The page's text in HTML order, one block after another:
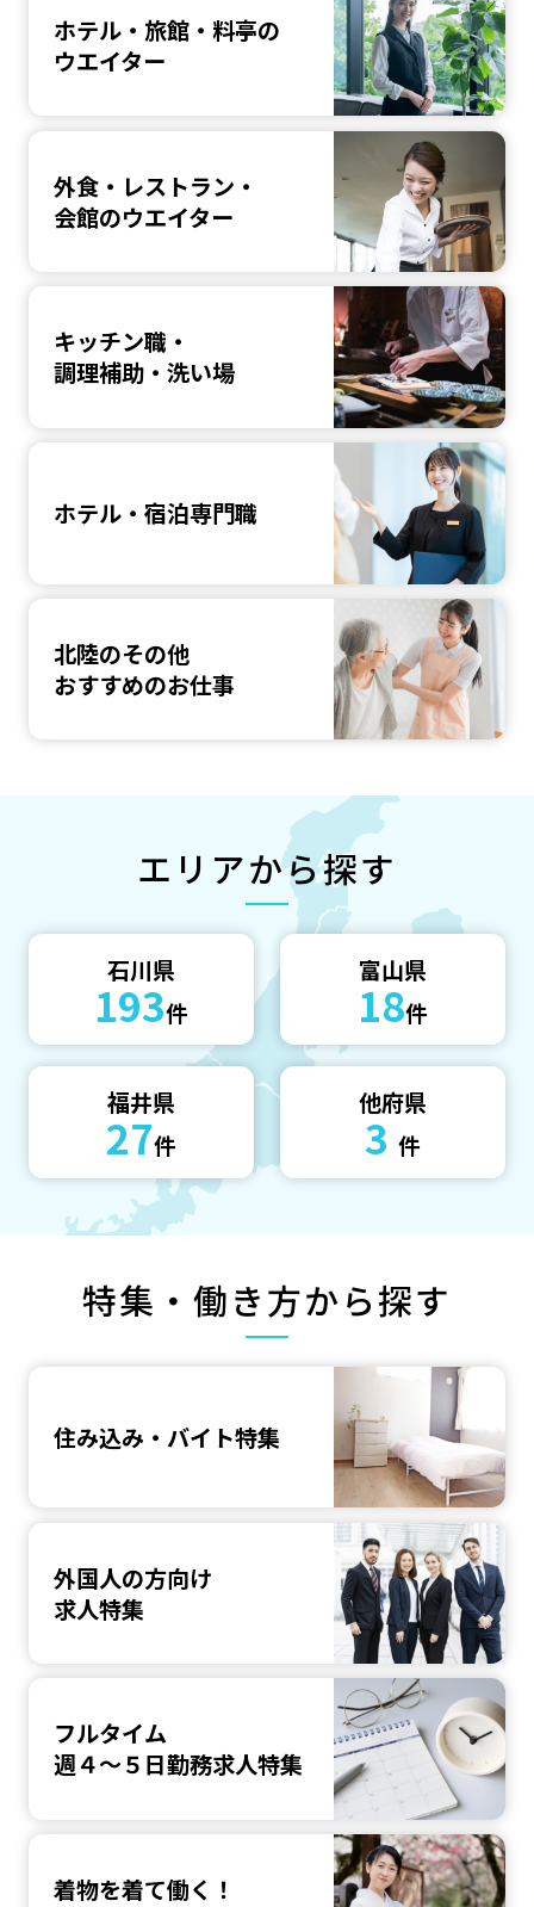
ホテル・旅館・料亭の
ウエイター
外食・レストラン・
会館のウエイター
キッチン職・
調理補助・洗い場
ホテル・宿泊専門職
北陸のその他
おすすめのお仕事
エリアから探す
石川県
193
富山県
18
福井県
27
他府県
3
特集・働き方から探す
住み込み・バイト特集
外国人の方向け
求人特集
フルタイム
週４～５日勤務求人特集
着物を着て働く！